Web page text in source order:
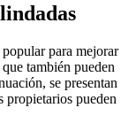
para mejorar
también pueden
se presentan
propietarios pueden